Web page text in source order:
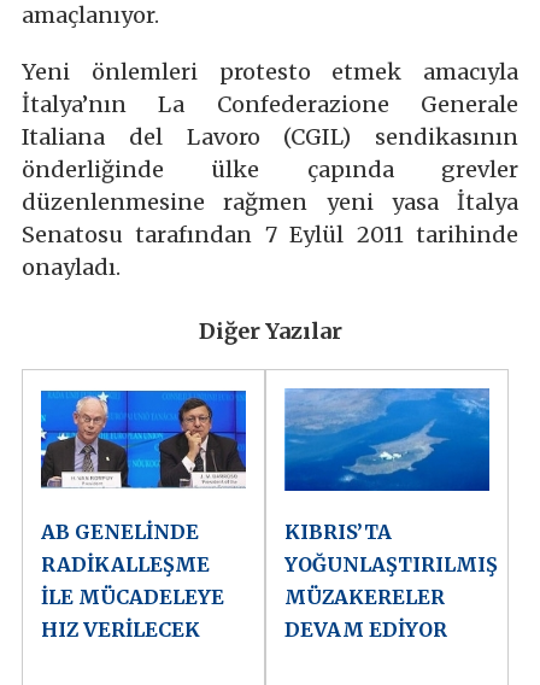
amaçlanıyor.
Yeni önlemleri protesto etmek amacıyla
İtalya’nın La Confederazione Generale
Italiana del Lavoro (CGIL) sendikasının
önderliğinde ülke çapında grevler
düzenlenmesine rağmen yeni yasa İtalya
Senatosu tarafından 7 Eylül 2011 tarihinde
onayladı.
Diğer Yazılar
AB GENELİNDE
RADİKALLEŞME
İLE MÜCADELEYE
HIZ VERİLECEK
KIBRIS’TA
YOĞUNLAŞTIRILMIŞ
MÜZAKERELER
DEVAM EDİYOR